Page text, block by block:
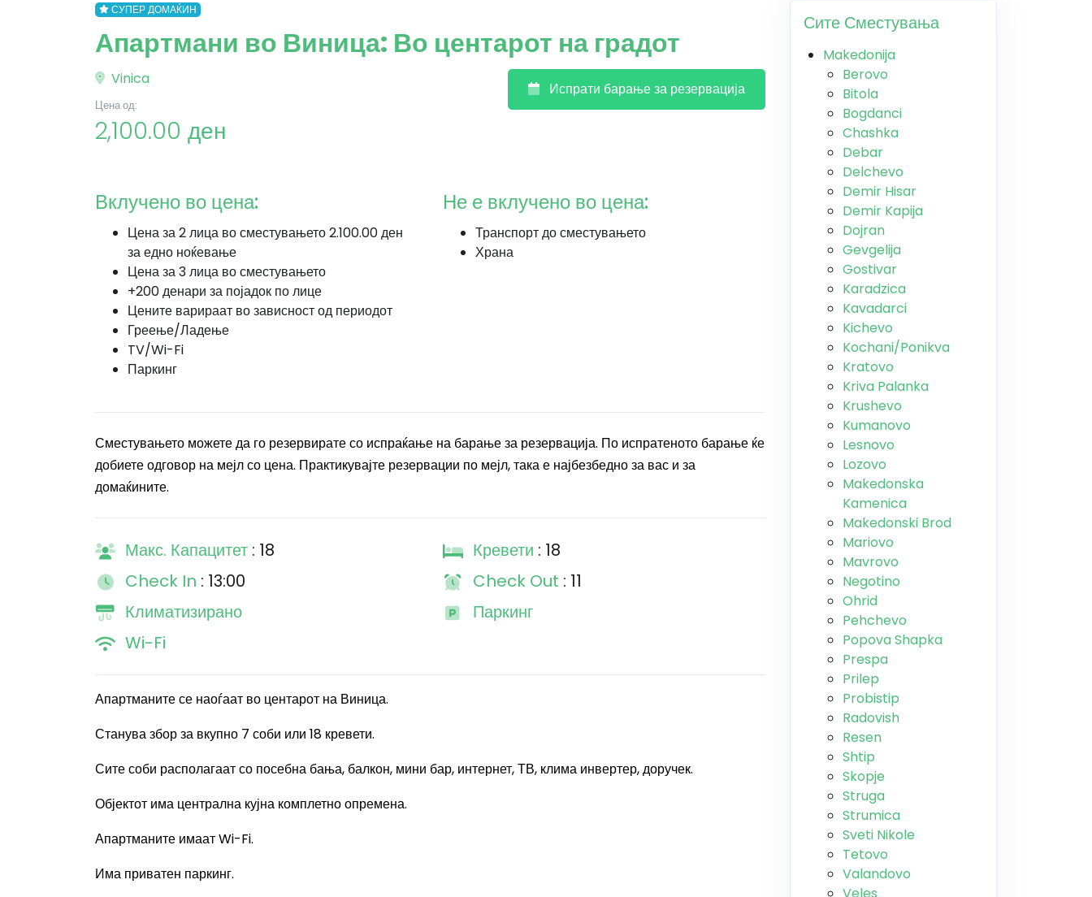
СУПЕР ДОМАЌИН
Апартмани во Виница: Во центарот на градот
Vinica
Цена од:
2,100.00 ден
Испрати барање за резервација
Вклучено во цена:
Цена за 2 лица во сместувањето 2.100.00 ден
за едно ноќевање
Цена за 3 лица во сместувањето
+200 денари за појадок по лице
Цените варираат во зависност од периодот
Греење/Ладење
TV/Wi-Fi
Паркинг
Не е вклучено во цена:
Транспорт до сместувањето
Храна
Сместувањето можете да го резервирате со испраќање на барање за резервација. По испратеното барање ќе
добиете одговор на мејл со цена. Практикувајте резервации по мејл, така е најбезбедно за вас и за
домаќините.
Макс. Капацитет : 18 Кревети : 18
Check In : 13:00 Check Out : 11
Климатизирано
Паркинг
Wi-Fi
Апартманите се наоѓаат во центарот на Виница.
Станува збор за вкупно 7 соби или 18 кревети.
Сите соби располагаат со посебна бања, балкон, мини бар, интернет, ТВ, клима инвертер, доручек.
Објектот има централна кујна комплетно опремена.
Апартманите имаатWi-Fi.
Има приватен паркинг.
Сите Сместувања
Makedonija
Berovo
Bitola
Bogdanci
Chashka
Debar
Delchevo
Demir Hisar
Demir Kapija
Dojran
Gevgelija
Gostivar
Karadzica
Kavadarci
Kichevo
Kochani/Ponikva
Kratovo
Kriva Palanka
Krushevo
Kumanovo
Lesnovo
Lozovo
Makedonska
Kamenica
Makedonski Brod
Mariovo
Mavrovo
Negotino
Ohrid
Pehchevo
Popova Shapka
Prespa
Prilep
Probistip
Radovish
Resen
Shtip
Skopje
Struga
Strumica
Sveti Nikole
Tetovo
Valandovo